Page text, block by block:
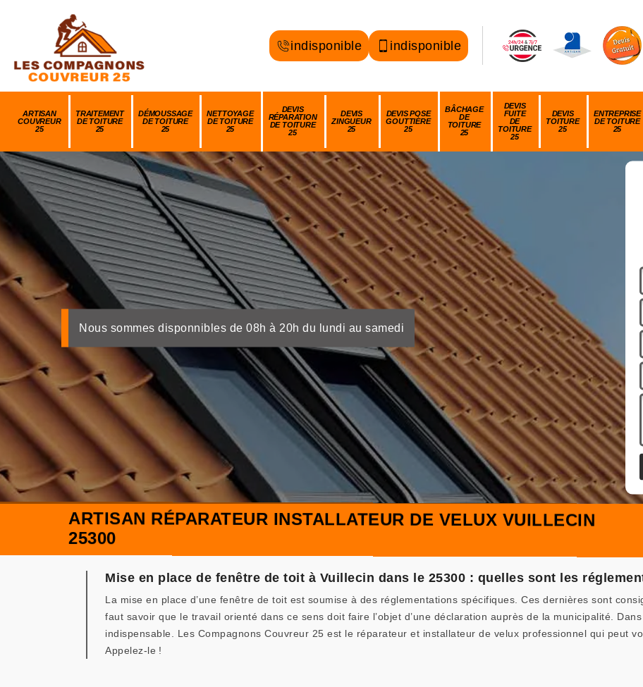
indisponible indisponible
ARTISAN
COUVREUR
25
TRAITEMENT
DE TOITURE
25
DÉMOUSSAGE
DE TOITURE
25
NETTOYAGE
DE TOITURE
25
DEVIS
RÉPARATION
DE TOITURE
25
DEVIS
ZINGUEUR
25
DEVIS POSE
GOUTTIÈRE
25
BÂCHAGE
DE
TOITURE
25
DEVIS
FUITE
DE
TOITURE
25
DEVIS
TOITURE
25
ENTREPRISE
DE TOITURE
25
Nous sommes disponnibles de 08h à 20h du lundi au samedi
ARTISAN RÉPARATEUR INSTALLATEUR DE VELUX VUILLECIN
25300
Mise en place de fenêtre de toit à Vuillecin dans le 25300 : quelles sont les
La mise en place d’une fenêtre de toit est soumise à des réglementations spécifiques. Ces dernières sont
faut savoir que le travail orienté dans ce sens doit faire l’objet d’une déclaration auprès de la municipalité.
indispensable. Les Compagnons Couvreur 25 est le réparateur et installateur de velux professionnel qui peut
Appelez-le !